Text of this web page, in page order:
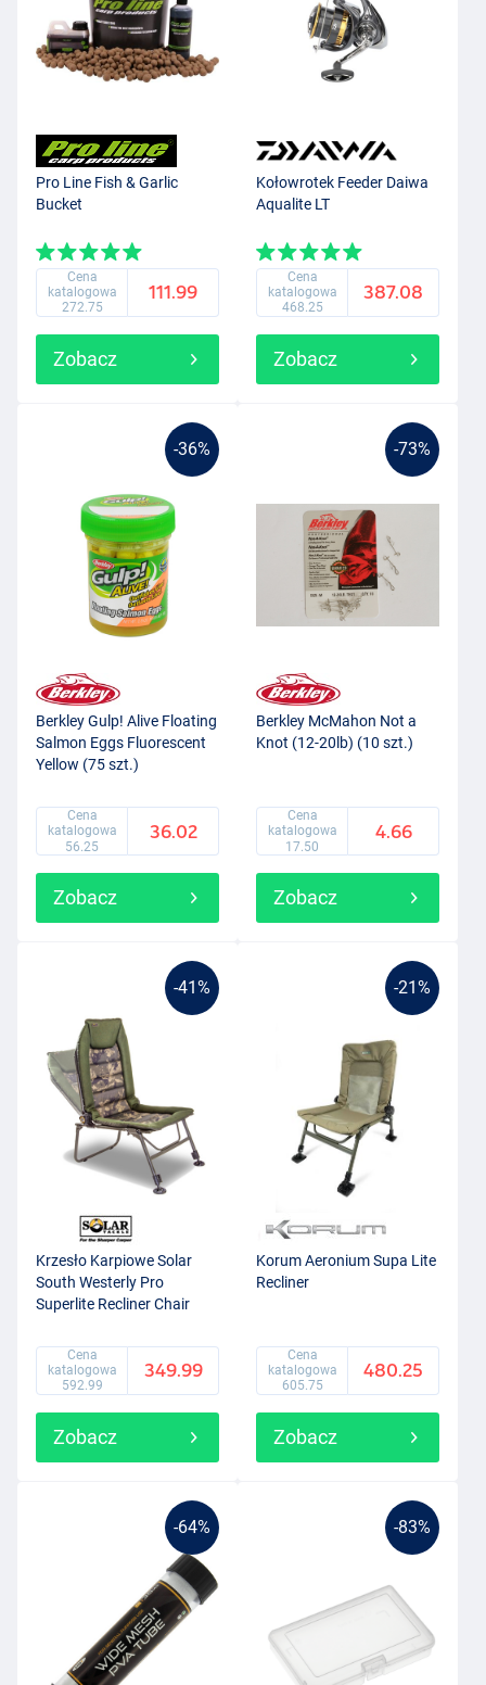
Pro Line Fish & Garlic
Bucket
Cena
katalogowa
272.75
111.99
Zobacz
Kołowrotek Feeder Daiwa
Aqualite LT
Cena
katalogowa
468.25
387.08
Zobacz
-36%
Berkley Gulp! Alive Floating
Salmon Eggs Fluorescent
Yellow (75 szt.)
Cena
katalogowa
56.25
36.02
Zobacz
-73%
Berkley McMahon Not a
Knot (12-20lb) (10 szt.)
Cena
katalogowa
17.50
4.66
Zobacz
-41%
Krzesło Karpiowe Solar
South Westerly Pro
Superlite Recliner Chair
Cena
katalogowa
592.99
349.99
Zobacz
-21%
Korum Aeronium Supa Lite
Recliner
Cena
katalogowa
605.75
480.25
Zobacz
-64% -83%